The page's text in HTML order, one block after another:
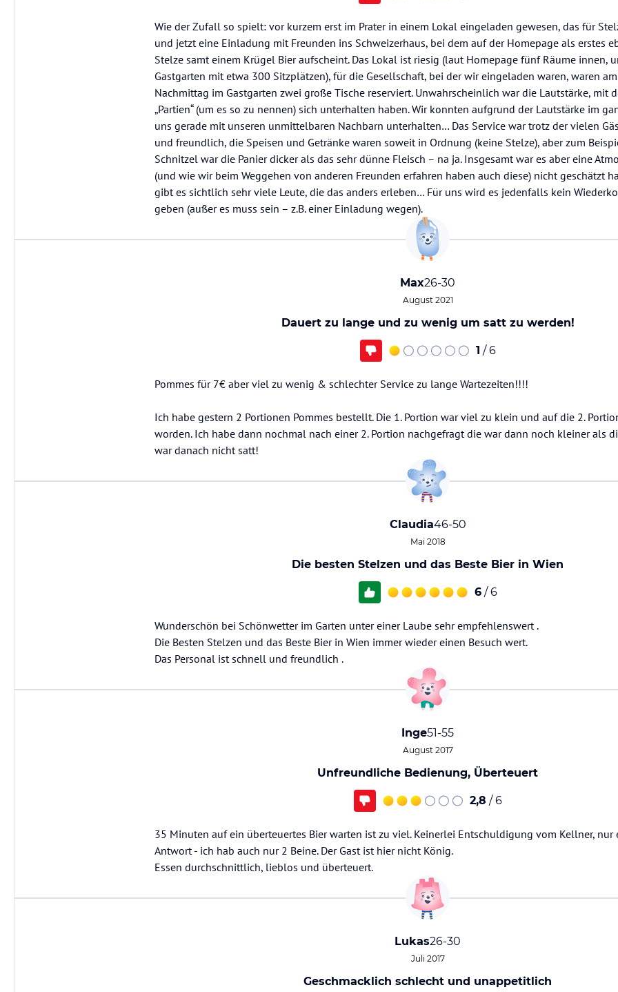
Wie der Zufall so spielt: vor kurzem erst im Prater in einem Lokal eingeladen gewesen, das für
und jetzt eine Einladung mit Freunden ins Schweizerhaus, bei dem auf der Homepage als erstes
Stelze samt einem Krügel Bier aufscheint. Das Lokal ist riesig (laut Homepage fünf Räume innen,
Gastgarten mit etwa 300 Sitzplätzen), für die Gesellschaft, bei der wir eingeladen waren, waren
Nachmittag im Gastgarten zwei große Tische reserviert. Unwahrscheinlich war die Lautstärke, mit
„Partien“ (um es so zu nennen) sich unterhalten haben. Wir konnten aufgrund der Lautstärke im
uns gerade mit unseren unmittelbaren Nachbarn unterhalten… Das Service war trotz der vielen
und freundlich, die Speisen und Getränke waren soweit in Ordnung (keine Stelze), aber zum
Schnitzel war die Panier dicker als das sehr dünne Fleisch – na ja. Insgesamt war es aber eine
(und wie wir beim Weggehen von anderen Freunden erfahren haben auch diese) nicht geschätzt
gibt es sichtlich sehr viele Leute, die das anders erleben… Für uns wird es jedenfalls kein
geben (außer es muss sein – z.B. einer Einladung wegen).
Max26-30
August 2021
Dauert zu lange und zu wenig um satt zu werden!
1 / 6
Pommes für 7€ aber viel zu wenig & schlechter Service zu lange Wartezeiten!!!!
Ich habe gestern 2 Portionen Pommes bestellt. Die 1. Portion war viel zu klein und auf die 2.
worden. Ich habe dann nochmal nach einer 2. Portion nachgefragt die war dann noch kleiner als
war danach nicht satt!
Claudia46-50
Mai 2018
Die besten Stelzen und das Beste Bier in Wien
6 / 6
Wunderschön bei Schönwetter im Garten unter einer Laube sehr empfehlenswert .
Die Besten Stelzen und das Beste Bier in Wien immer wieder einen Besuch wert.
Das Personal ist schnell und freundlich .
Inge51-55
August 2017
Unfreundliche Bedienung, Überteuert
2,8 / 6
35 Minuten auf ein überteuertes Bier warten ist zu viel. Keinerlei Entschuldigung vom Kellner, nur
Antwort - ich hab auch nur 2 Beine. Der Gast ist hier nicht König.
Essen durchschnittlich, lieblos und überteuert.
Lukas26-30
Juli 2017
Geschmacklich schlecht und unappetitlich